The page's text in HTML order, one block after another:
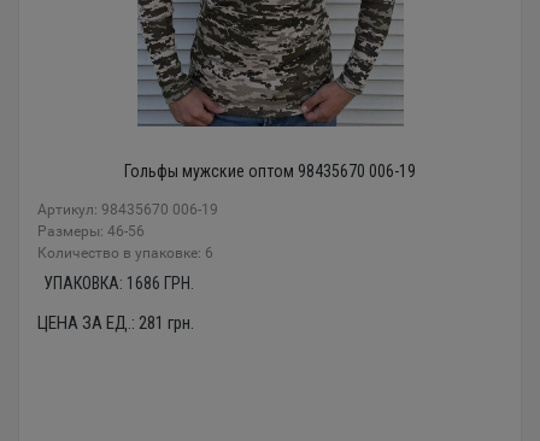
Гольфы мужские оптом 98435670 006-19
Артикул: 98435670 006-19
Размеры: 46-56
Количество в упаковке: 6
УПАКОВКА: 1686 ГРН.
ЦЕНА ЗА ЕД.: 281 грн.